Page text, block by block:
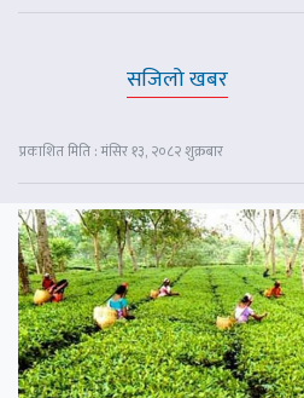
सजिलो खबर
प्रकाशित मिति : मंसिर १३, २०८२ शुक्रबार